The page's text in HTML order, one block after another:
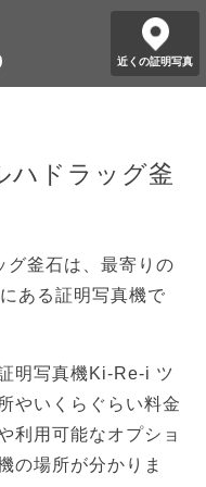
近くの証明写真
ハドラッグ釜
釜石は、最寄りの
ある証明写真機で
明写真機Ki-Re-i ツ
やいくらぐらい料金
利用可能なオプショ
の場所が分かりま